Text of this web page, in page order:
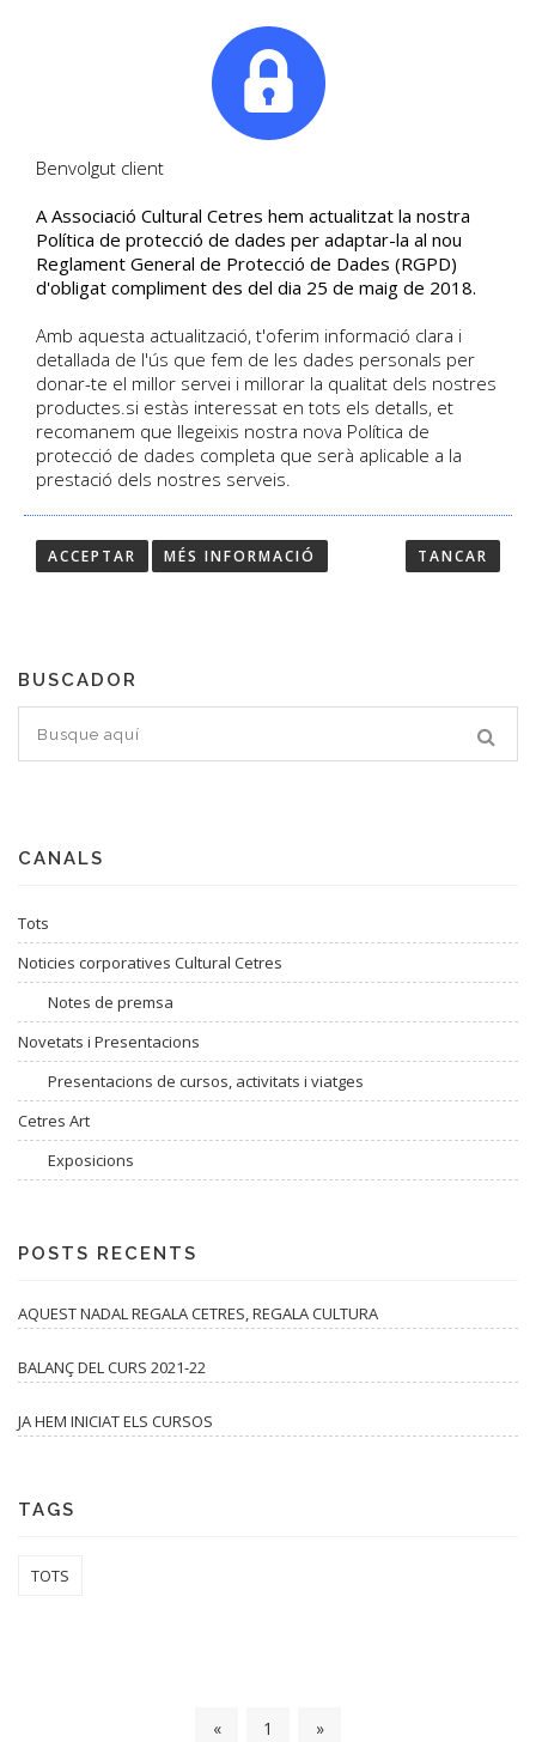
Segueix les últimes notícies
Blog de Cultural Cetres
HOME / BLOG
Troba les últimes notícies de Cultural Cetres.
BUSCADOR
CANALS
Tots
Noticies corporatives Cultural Cetres
Notes de premsa
Novetats i Presentacions
Presentacions de cursos, activitats i viatges
Cetres Art
Exposicions
POSTS RECENTS
AQUEST NADAL REGALA CETRES, REGALA CULTURA
BALANÇ DEL CURS 2021-22
JA HEM INICIAT ELS CURSOS
TAGS
TOTS
« 1 »
Benvolgut client
A Associació Cultural Cetres hem actualitzat la nostra
Política de protecció de dades per adaptar-la al nou
Reglament General de Protecció de Dades (RGPD)
d'obligat compliment des del dia 25 de maig de 2018.
Amb aquesta actualització, t'oferim informació clara i
detallada de l'ús que fem de les dades personals per
donar-te el millor servei i millorar la qualitat dels nostres
productes.si estàs interessat en tots els detalls, et
recomanem que llegeixis nostra nova Política de
protecció de dades completa que serà aplicable a la
prestació dels nostres serveis.
ACCEPTAR MÉS INFORMACIÓ TANCAR